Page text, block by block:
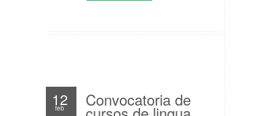
12
feb Convocatoria de